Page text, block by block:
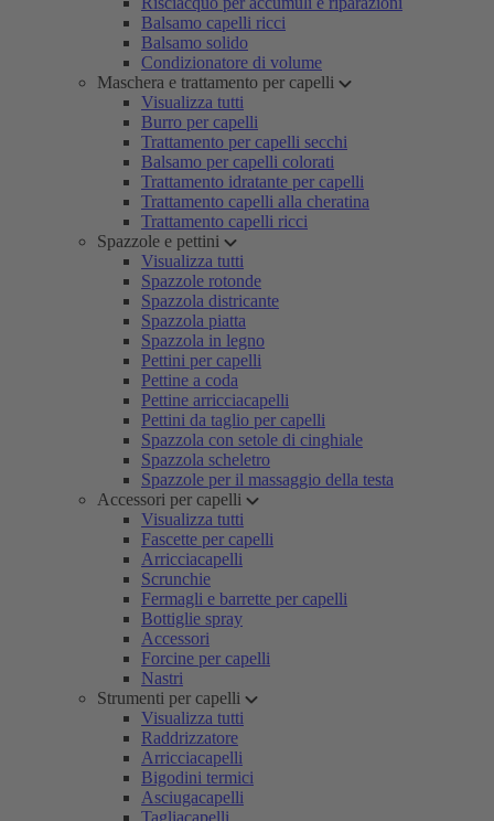
Balsamo capelli ricci
Balsamo solido
Condizionatore di volume
Maschera e trattamento per capelli
Visualizza tutti
Burro per capelli
Trattamento per capelli secchi
Balsamo per capelli colorati
Trattamento idratante per capelli
Trattamento capelli alla cheratina
Trattamento capelli ricci
Spazzole e pettini
Visualizza tutti
Spazzole rotonde
Spazzola districante
Spazzola piatta
Spazzola in legno
Pettini per capelli
Pettine a coda
Pettine arricciacapelli
Pettini da taglio per capelli
Spazzola con setole di cinghiale
Spazzola scheletro
Spazzole per il massaggio della testa
Accessori per capelli
Visualizza tutti
Fascette per capelli
Arricciacapelli
Scrunchie
Fermagli e barrette per capelli
Bottiglie spray
Accessori
Forcine per capelli
Nastri
Strumenti per capelli
Visualizza tutti
Raddrizzatore
Arricciacapelli
Bigodini termici
Asciugacapelli
Tagliacapelli